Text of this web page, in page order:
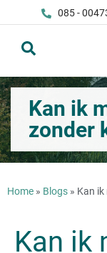
085 -
Kan ik
zonder
Home » Blogs » Kan ik
Kan ik